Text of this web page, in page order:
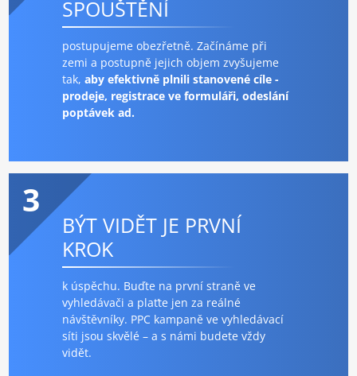
SPOUŠTĚNÍ
postupujeme obezřetně. Začínáme při
zemi a postupně jejich objem zvyšujeme
tak,aby efektivně plnili stanovené cíle -
prodeje, registrace ve formuláři, odeslání
poptávek ad.
3
BÝT VIDĚT JE PRVNÍ
KROK
k úspěchu. Buďte na první straně ve
vyhledávači a plaťte jen za reálné
návštěvníky. PPC kampaně ve vyhledávací
síti jsou skvělé – a s námi budete vždy
vidět.